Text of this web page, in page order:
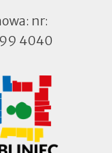
nr:
4040